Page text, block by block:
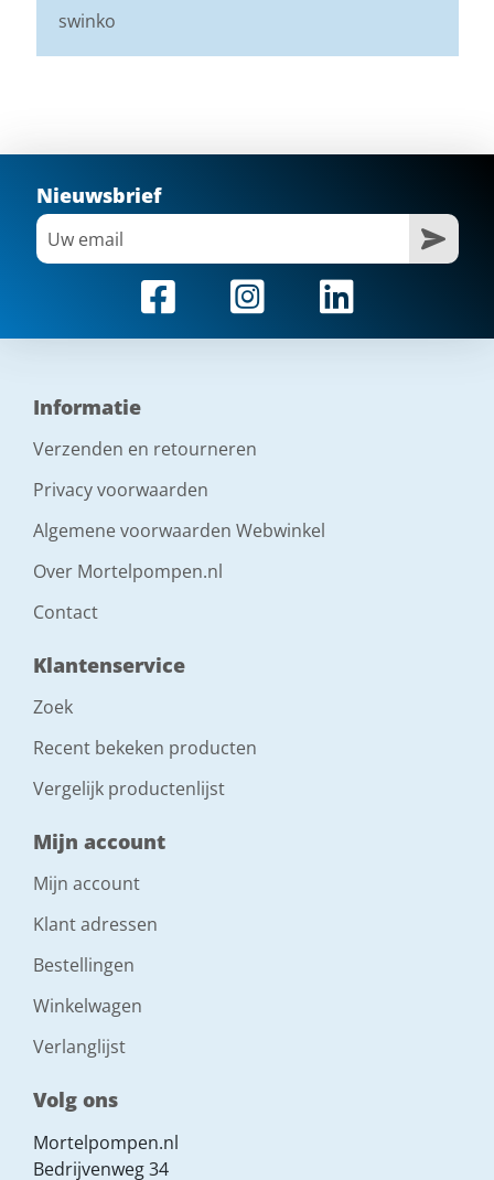
swinko
Nieuwsbrief
Informatie
Verzenden en retourneren
Privacy voorwaarden
Algemene voorwaarden Webwinkel
Over Mortelpompen.nl
Contact
Klantenservice
Zoek
Recent bekeken producten
Vergelijk productenlijst
Mijn account
Mijn account
Klant adressen
Bestellingen
Winkelwagen
Verlanglijst
Volg ons
Mortelpompen.nl
Bedrijvenweg 34